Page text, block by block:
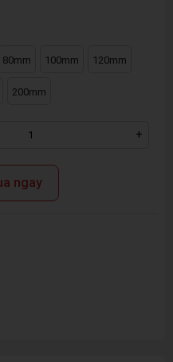
80mm 100mm 120mm
200mm
+
ngay